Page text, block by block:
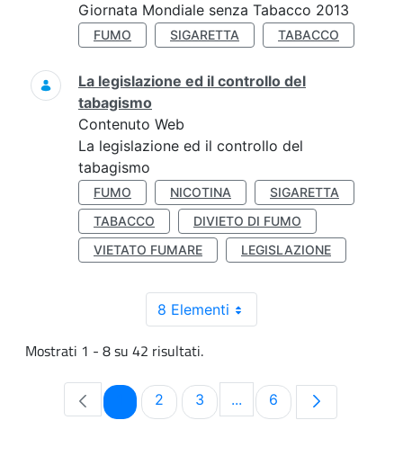
Giornata Mondiale senza Tabacco 2013
FUMO SIGARETTA TABACCO
La legislazione ed il controllo del
tabagismo
Contenuto Web
La legislazione ed il controllo del
tabagismo
FUMO NICOTINA
SIGARETTA
TABACCO
DIVIETO DI FUMO
VIETATO FUMARE
LEGISLAZIONE
8 Elementi
Mostrati 1 - 8 su 42 risultati.
PaginaPagina
2 Pagina
3 ...Pagine intermedie Use
Pagina
6